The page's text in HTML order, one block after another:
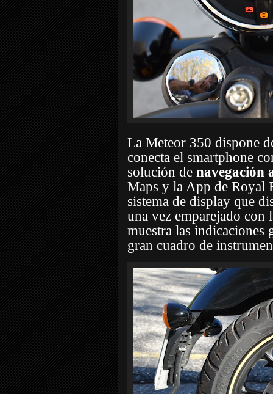
La Meteor 350 dispone
conecta el smartphone
solución de navegación
Maps y la App de Royal
sistema de display que
una vez emparejado con
muestra las
gran cuadro de